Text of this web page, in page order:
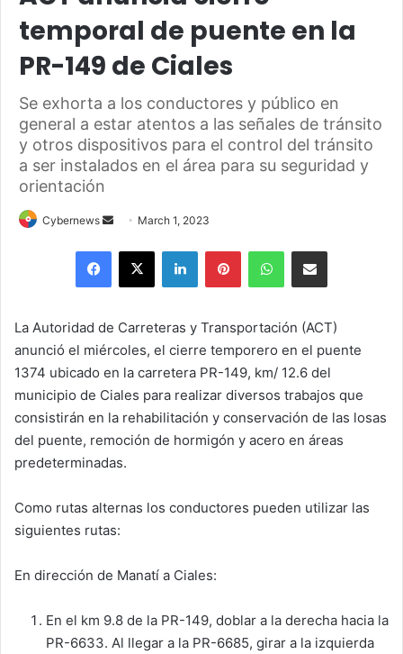
temporal de puente en la
PR-149 de Ciales
Se exhorta a los conductores y público en
general a estar atentos a las señales de tránsito
y otros dispositivos para el control del tránsito
a ser instalados en el área para su seguridad y
orientación
Cybernews
Send
email
March 1, 2023
Facebook
X LinkedInPinterestWhatsAppShare via Email
La Autoridad de Carreteras y Transportación (ACT)
anunció el miércoles, el cierre temporero en el puente
1374 ubicado en la carretera PR-149, km/ 12.6 del
municipio de Ciales para realizar diversos trabajos que
consistirán en la rehabilitación y conservación de las losas
del puente, remoción de hormigón y acero en áreas
predeterminadas.
Como rutas alternas los conductores pueden utilizar las
siguientes rutas:
En dirección de Manatí a Ciales:
En el km 9.8 de la PR-149, doblar a la derecha hacia la
PR-6633. Al llegar a la PR-6685, girar a la izquierda